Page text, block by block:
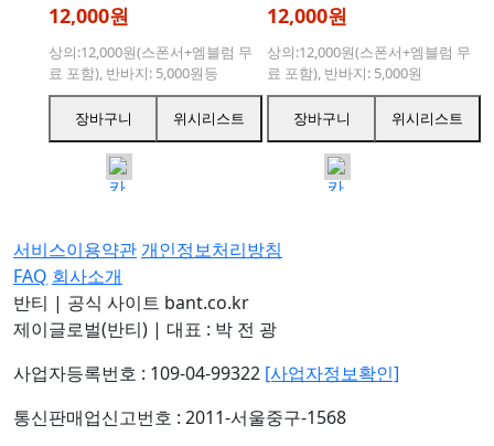
12,000원
상의:12,000원(스폰서+엠블럼 무
료 포함), 반바지: 5,000원등
닉네임 : 3,000원, 등번호 : 3,000원,
[할인]닉네임+등번호:5,000원
장바구니 위시리스트
12,000원
상의:12,000원(스폰서+엠블럼 무
료 포함), 반바지: 5,000원
등닉네임 : 3,000원, 등번호 : 3,000
원, [할인]닉네임+등번호:5,000원
장바구니 위시리스트
서비스이용약관 개인정보처리방침
FAQ 회사소개
반티 | 공식 사이트 bant.co.kr
제이글로벌(반티) | 대표 : 박 전 광
사업자등록번호 : 109-04-99322 [사업자정보확인]
통신판매업신고번호 : 2011-서울중구-1568